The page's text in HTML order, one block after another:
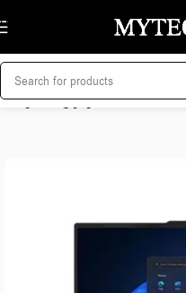
Skip to navigation
Skip to main content
მთავარი/ლეპტოპი